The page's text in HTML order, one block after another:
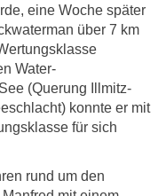
eine Woche später
über 7 km
Water-
(Querung Illmitz-
konnte er mit
für sich
rund um den